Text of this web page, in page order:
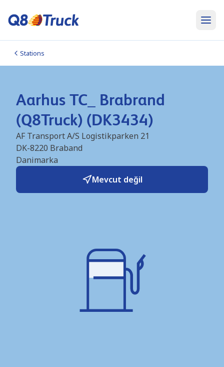
Stations
Aarhus TC_ Brabrand
(Q8Truck) (DK3434)
AF Transport A/S Logistikparken 21
DK-8220 Braband
Danimarka
Mevcut değil